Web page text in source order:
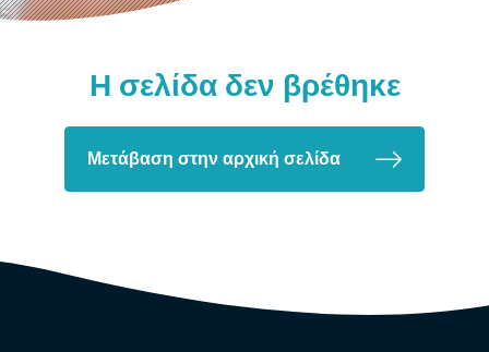
Η σελίδα δεν βρέθηκε
Μετάβαση στην αρχική σελίδα